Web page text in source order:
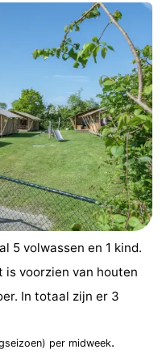
5 volwassen en 1 kind.
is voorzien van houten
In totaal zijn er 3
per midweek.